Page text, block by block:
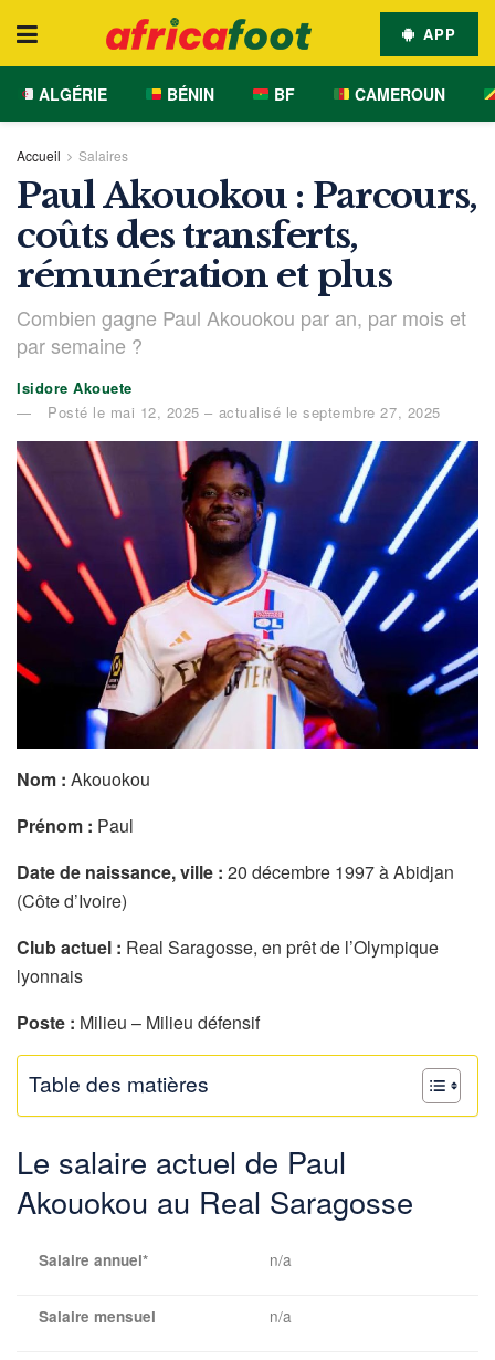
APP
ALGÉRIE BÉNIN BF CAMEROUN
Accueil Salaires
Paul Akouokou : Parcours,
coûts des transferts,
rémunération et plus
Combien gagne Paul Akouokou par an, par mois et
par semaine ?
Isidore Akouete
Posté le mai 12, 2025 – actualisé le septembre 27, 2025
Nom : Akouokou
Prénom : Paul
Date de naissance, ville : 20 décembre 1997 à Abidjan
(Côte d’Ivoire)
Club actuel : Real Saragosse, en prêt de l’Olympique
lyonnais
Poste : Milieu – Milieu défensif
Table des matières
Le salaire actuel de Paul
Akouokou au Real Saragosse
Salaire annuel* n/a
Salaire mensuel n/a